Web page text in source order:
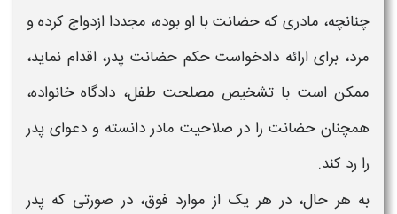
چنانچه، مادری که حضانت با او بوده، مجددا ازدواج کرده و
مرد، برای ارائه دادخواست حکم حضانت پدر، اقدام نماید،
ممکن است با تشخیص مصلحت طفل، دادگاه خانواده،
همچنان حضانت را در صلاحیت مادر دانسته و دعوای پدر
را رد کند.
به هر حال، در هر یک از موارد فوق، در صورتی که پدر